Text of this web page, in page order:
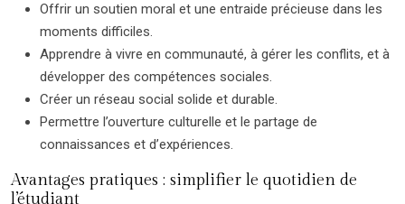
Offrir un soutien moral et une entraide précieuse dans les
moments difficiles.
Apprendre à vivre en communauté, à gérer les conflits, et à
développer des compétences sociales.
Créer un réseau social solide et durable.
Permettre l’ouverture culturelle et le partage de
connaissances et d’expériences.
Avantages pratiques : simplifier le quotidien de
l’étudiant